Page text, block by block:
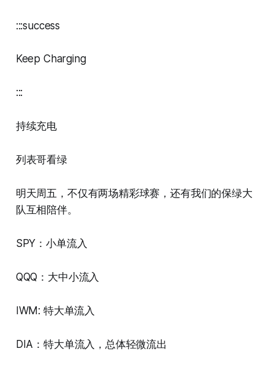
:::success
Keep Charging
:::
持续充电
列表哥看绿
明天周五，不仅有两场精彩球赛，还有我们的保绿大
队互相陪伴。
SPY：小单流入
QQQ：大中小流入
IWM: 特大单流入
DIA：特大单流入，总体轻微流出